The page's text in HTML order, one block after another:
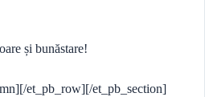
și bunăstare!
et_pb_row][/et_pb_section]